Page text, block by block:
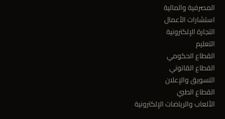
المصرفية والمالية
استشارات الأعمال
التجارة الإلكترونية
التعليم
القطاع الحكومي
القطاع القانوني
التسويق والإعلان
القطاع الطبي
الألعاب والرياضات الإلكترونية